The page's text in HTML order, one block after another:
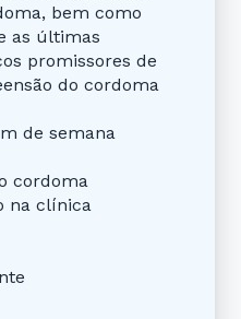
bem como
as últimas
promissores de
do cordoma
de semana
cordoma
na clínica